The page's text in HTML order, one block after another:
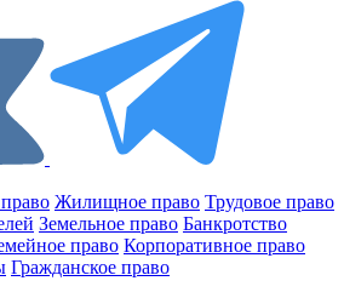
Жилищное право Трудовое право
Земельное право Банкротство
право Корпоративное право
Гражданское право